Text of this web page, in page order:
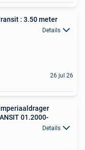
Dakdrager Ford Transit : 3.50 meter
Details
26 jul 26
01.2000-
Details